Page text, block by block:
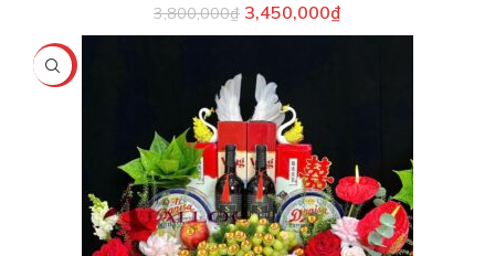
3,800,000₫ 3,450,000₫
-10%